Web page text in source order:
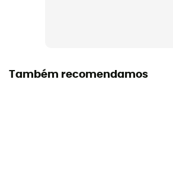
Também recomendamos